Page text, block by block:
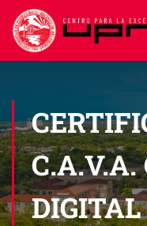
C.A.V.A.
DIGITAL